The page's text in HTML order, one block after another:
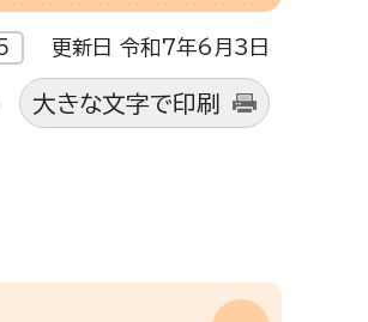
更新日 令和7年6月3日
大きな文字で印刷